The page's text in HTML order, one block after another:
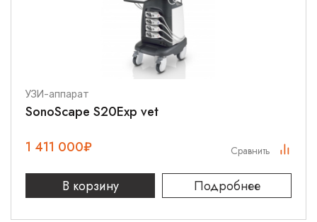
УЗИ-аппарат
SonoScape S20Exp vet
1 411 000₽
В корзину Подробнее
Сравнить